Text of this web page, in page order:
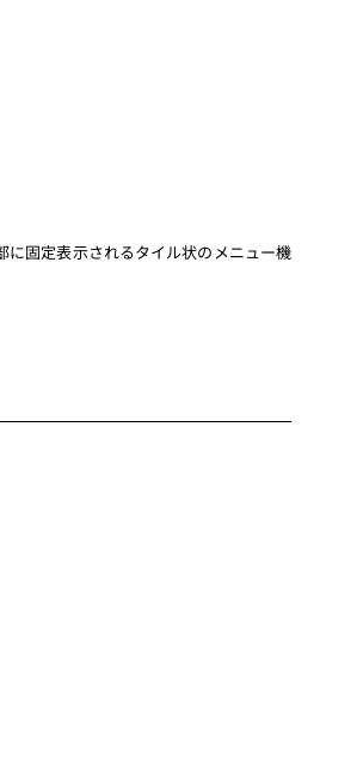
固定表示されるタイル状のメニュー機